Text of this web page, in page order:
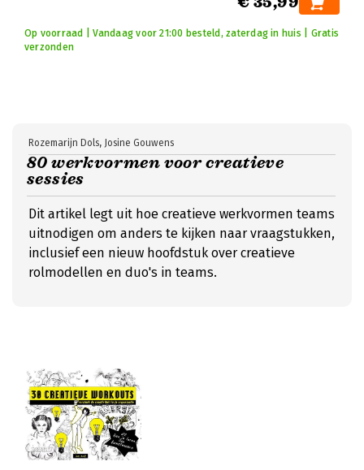
Op voorraad | Vandaag voor 21:00 besteld, zaterdag in huis | Gratis
verzonden
80 werkvormen voor creatieve
sessies
Rozemarijn Dols, Josine Gouwens
Dit artikel legt uit hoe creatieve werkvormen teams
uitnodigen om anders te kijken naar vraagstukken,
inclusief een nieuw hoofdstuk over creatieve
rolmodellen en duo's in teams.